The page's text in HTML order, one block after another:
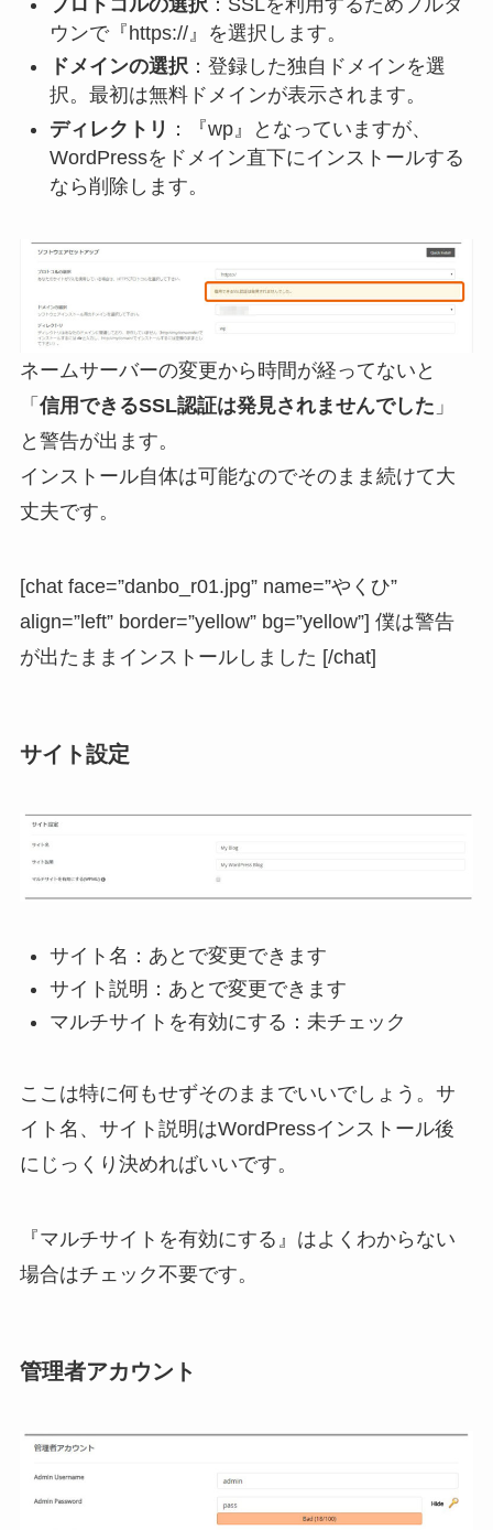
ウンで『https://』を選択します。
ドメインの選択：登録した独自ドメインを選
択。最初は無料ドメインが表示されます。
ディレクトリ ：『wp』となっていますが、
WordPressをドメイン直下にインストールする
なら削除します。
ネームサーバーの変更から時間が経ってないと
「 信用できるSSL認証は発見されませんでした 」
と警告が出ます。
インストール自体は可能なのでそのまま続けて大
丈夫です。
[chat face=”danbo_r01.jpg” name=”やくひ”
align=”left” border=”yellow” bg=”yellow”] 僕は警告
が出たままインストールしました [/chat]
サイト設定
サイト名：あとで変更できます
サイト説明：あとで変更できます
マルチサイトを有効にする：未チェック
ここは特に何もせずそのままでいいでしょう。サ
イト名、サイト説明はWordPressインストール後
にじっくり決めればいいです。
『マルチサイトを有効にする』はよくわからない
場合はチェック不要です。
管理者アカウント